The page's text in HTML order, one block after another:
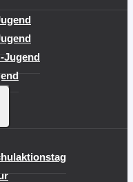
Jugend